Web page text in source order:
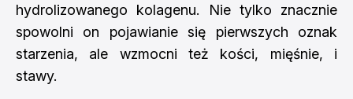
hydrolizowanego kolagenu. Nie tylko znacznie
spowolni on pojawianie się pierwszych oznak
starzenia, ale wzmocni też kości, mięśnie, i
stawy.